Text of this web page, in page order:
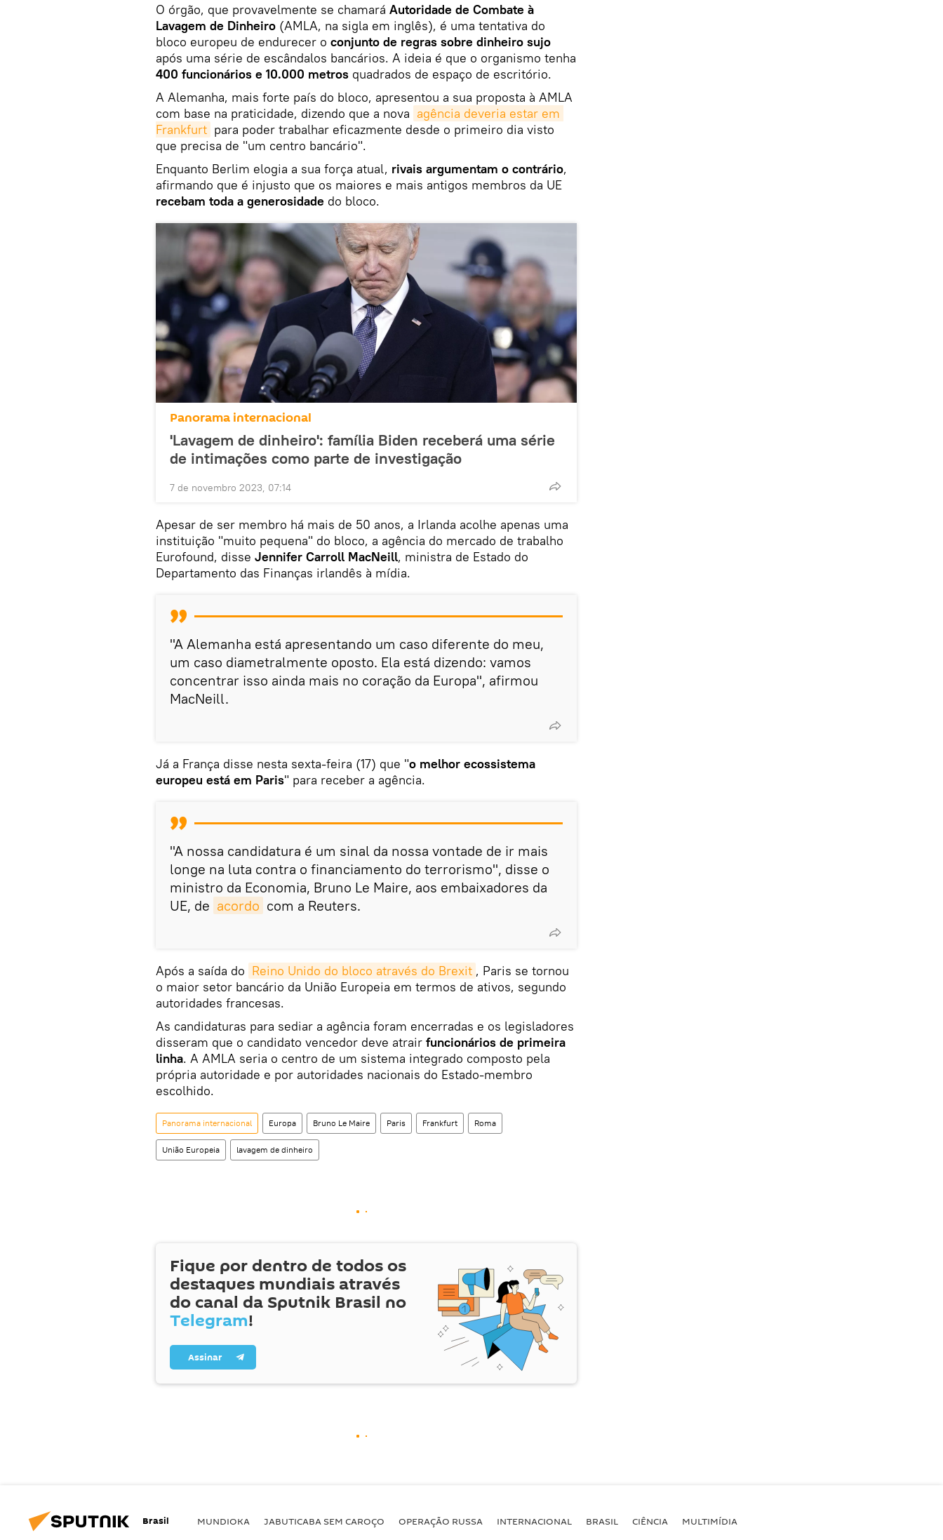
O órgão, que provavelmente se chamará Autoridade de Combate à
Lavagem de Dinheiro (AMLA, na sigla em inglês), é uma tentativa do
bloco europeu de endurecer o conjunto de regras sobre dinheiro sujo
após uma série de escândalos bancários. A ideia é que o organismo tenha
400 funcionários e 10.000 metros quadrados de espaço de escritório.
A Alemanha, mais forte país do bloco, apresentou a sua proposta à AMLA
com base na praticidade, dizendo que a nova agência deveria estar em
Frankfurt para poder trabalhar eficazmente desde o primeiro dia visto
que precisa de "um centro bancário".
Enquanto Berlim elogia a sua força atual, rivais argumentam o contrário,
afirmando que é injusto que os maiores e mais antigos membros da UE
recebam toda a generosidade do bloco.
Panorama internacional
'Lavagem de dinheiro': família Biden receberá uma série
de intimações como parte de investigação
7 de novembro 2023, 07:14
Apesar de ser membro há mais de 50 anos, a Irlanda acolhe apenas uma
instituição "muito pequena" do bloco, a agência do mercado de trabalho
Eurofound, disse Jennifer Carroll MacNeill, ministra de Estado do
Departamento das Finanças irlandês à mídia.
"A Alemanha está apresentando um caso diferente do meu,
um caso diametralmente oposto. Ela está dizendo: vamos
concentrar isso ainda mais no coração da Europa", afirmou
MacNeill.
Já a França disse nesta sexta-feira (17) que "o melhor ecossistema
europeu está em Paris" para receber a agência.
"A nossa candidatura é um sinal da nossa vontade de ir mais
longe na luta contra o financiamento do terrorismo", disse o
ministro da Economia, Bruno Le Maire, aos embaixadores da
UE, de acordo com a Reuters.
Após a saída do Reino Unido do bloco através do Brexit , Paris se tornou
o maior setor bancário da União Europeia em termos de ativos, segundo
autoridades francesas.
As candidaturas para sediar a agência foram encerradas e os legisladores
disseram que o candidato vencedor deve atrair funcionários de primeira
linha. A AMLA seria o centro de um sistema integrado composto pela
própria autoridade e por autoridades nacionais do Estado-membro
escolhido.
Panorama internacional Europa Bruno Le Maire Paris Frankfurt Roma
União Europeia lavagem de dinheiro
Fique por dentro de todos os
destaques mundiais através
do canal da Sputnik Brasil no
Telegram!
Assinar
Brasil MUNDIOKA JABUTICABA SEM CAROÇO OPERAÇÃO RUSSA INTERNACIONAL BRASIL CIÊNCIA MULTIMÍDIA